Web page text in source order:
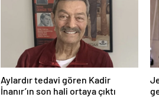
Aylardır tedavi gören Kadir
İnanır’ın son hali ortaya çıktı